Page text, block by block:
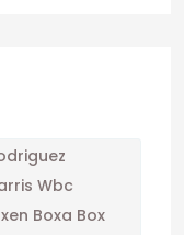
Wbc
Boxa Box